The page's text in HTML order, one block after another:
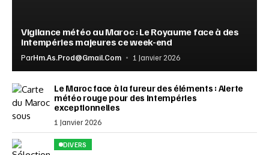
Vigilance météo au Maroc : Le Royaume face à des
intempéries majeures ce week-end
ParHm.as.prod@gmail.com 1 Janvier 2026
Le Maroc face à la fureur des éléments : Alerte
météo rouge pour des intempéries
exceptionnelles
1 Janvier 2026
DIVERS